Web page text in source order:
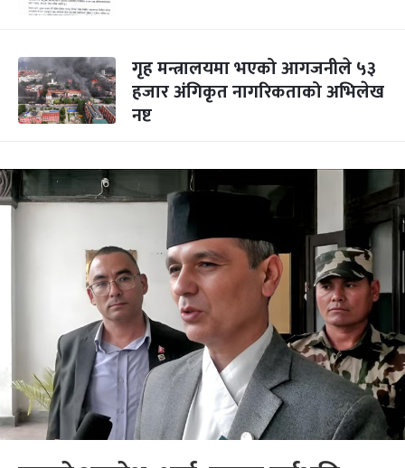
गृह मन्त्रालयमा भएको आगजनीले ५३
हजार अंगिकृत नागरिकताको अभिलेख
नष्ट